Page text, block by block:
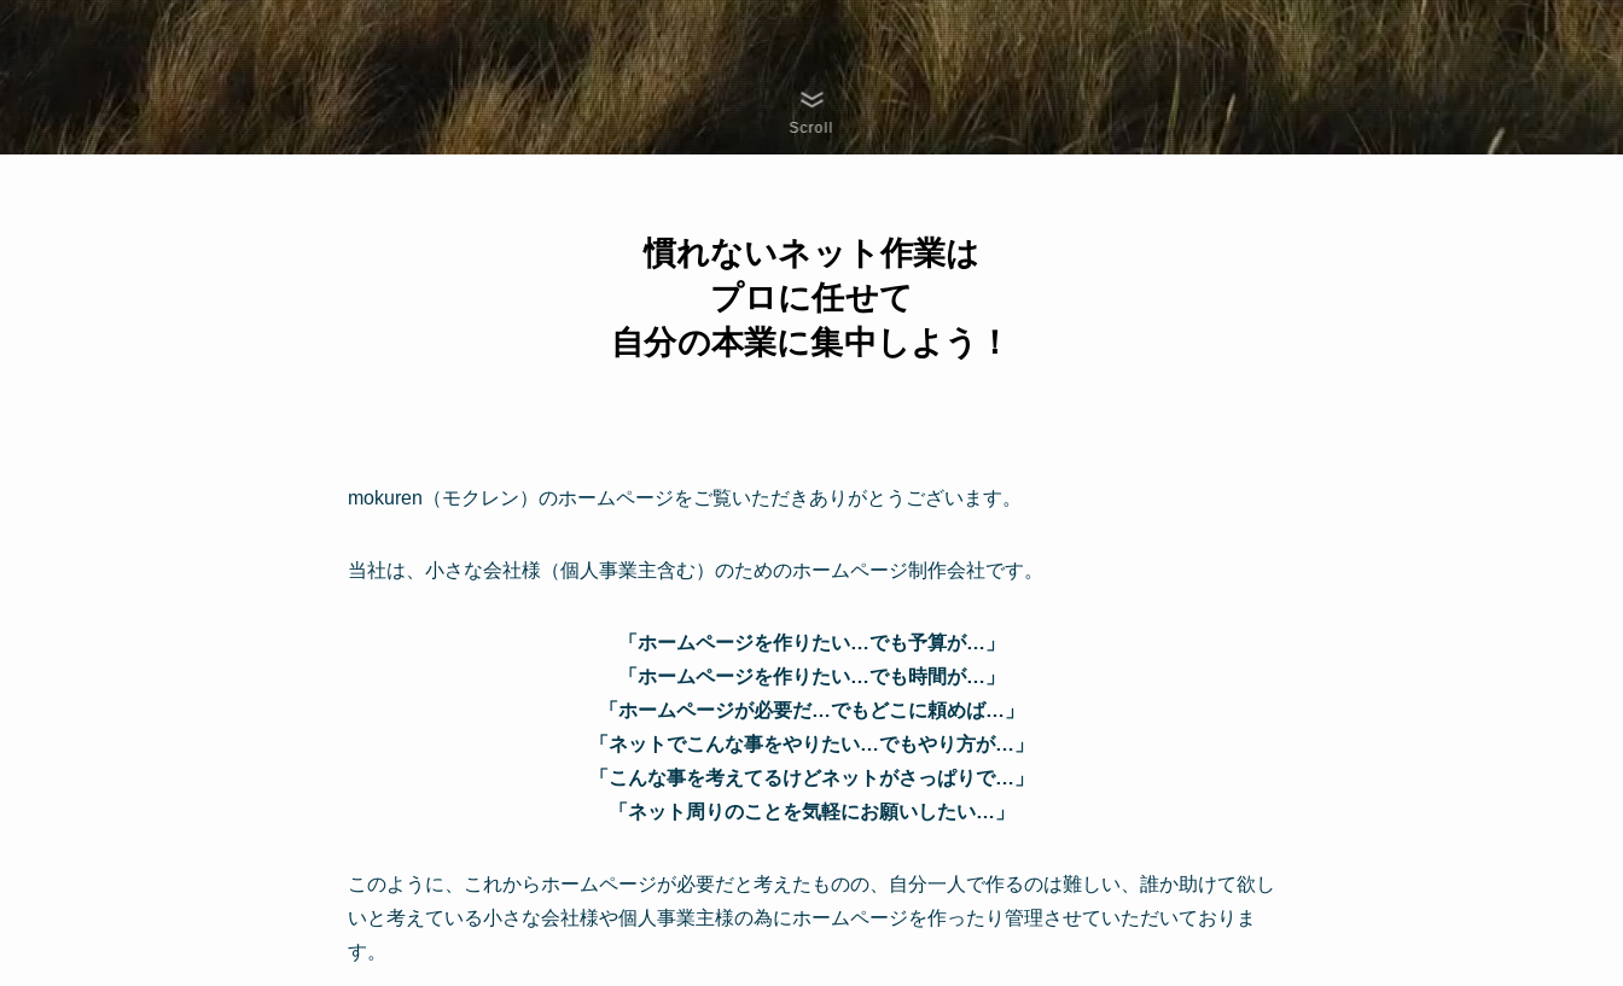
Scroll
慣れないネット作業は
プロに任せて
自分の本業に集中しよう！
mokuren（モクレン）のホームページをご覧いただきありがとうございます。
当社は、小さな会社様（個人事業主含む）のためのホームページ制作会社です。
「ホームページを作りたい…でも予算が…」
「ホームページを作りたい…でも時間が…」
「ホームページが必要だ…でもどこに頼めば…」
「ネットでこんな事をやりたい…でもやり方が…」
「こんな事を考えてるけどネットがさっぱりで…」
「ネット周りのことを気軽にお願いしたい…」
このように、これからホームページが必要だと考えたものの、自分一人で作るのは難しい、誰か助けて欲し
いと考えている小さな会社様や個人事業主様の為にホームページを作ったり管理させていただいておりま
す。